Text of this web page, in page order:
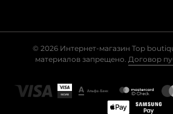
© 2026 Интернет-магазин Top
материалов запрещено. Договор